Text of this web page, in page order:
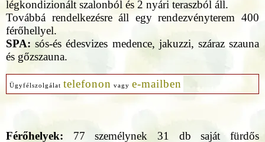
légkondizionált szalonból és 2 nyári teraszból áll.
Továbbá rendelkezésre áll egy rendezvényterem 400
férőhellyel.
SPA: sós-és édesvizes medence, jakuzzi, száraz szauna
és gőzszauna.
Ügyfélszolgálat telefonon vagy e-mailben
Férőhelyek: 77 személynek 31 db saját fürdős